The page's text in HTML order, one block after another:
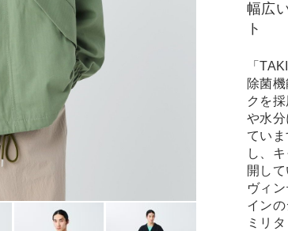
幅広
ト
「
除菌
クを
や水
てい
し、
開して
ヴィ
インの
ミリ